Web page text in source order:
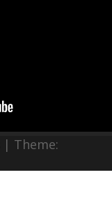
| Theme: